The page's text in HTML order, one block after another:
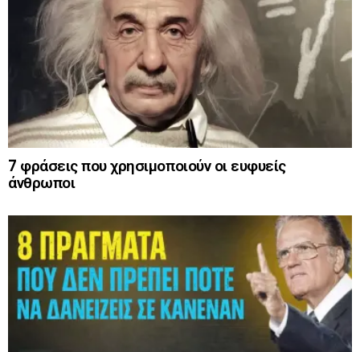
7 φράσεις που χρησιμοποιούν οι ευφυείς
άνθρωποι